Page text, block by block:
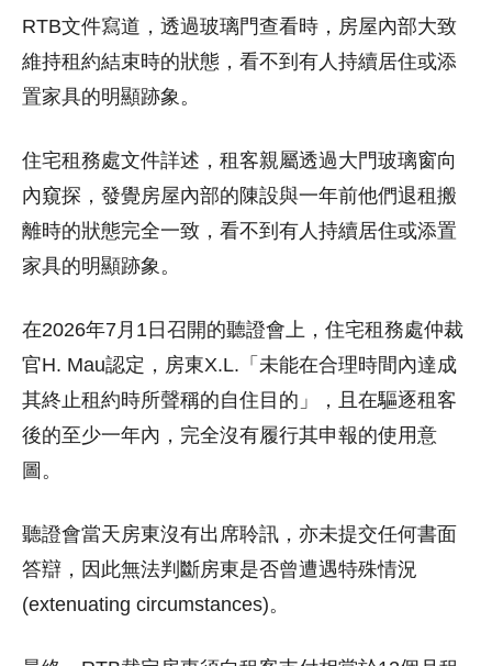
RTB文件寫道，透過玻璃門查看時，房屋內部大致
維持租約結束時的狀態，看不到有人持續居住或添
置家具的明顯跡象。
住宅租務處文件詳述，租客親屬透過大門玻璃窗向
內窺探，發覺房屋內部的陳設與一年前他們退租搬
離時的狀態完全一致，看不到有人持續居住或添置
家具的明顯跡象。
在2026年7月1日召開的聽證會上，住宅租務處仲裁
官H. Mau認定，房東X.L.「未能在合理時間內達成
其終止租約時所聲稱的自住目的」，且在驅逐租客
後的至少一年內，完全沒有履行其申報的使用意
圖。
聽證會當天房東沒有出席聆訊，亦未提交任何書面
答辯，因此無法判斷房東是否曾遭遇特殊情況
(extenuating circumstances)。